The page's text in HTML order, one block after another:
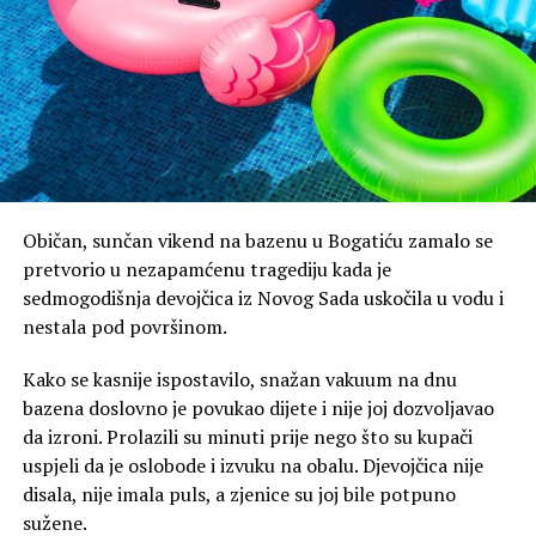
Helez je na Fejsbuku otkrio da su i u BiH pratili Vučićevu
posjetu te da bi, da je postojao nalog za hapšenje, on bio
i izvršen.
“- Neka predsjednik Srbije Aleksandar Vučić zna da smo
pratili svaki njegov pokret tokom posjete BiH. Da je
uhapšen. Ne bi ga zaštitili ni stranački batinaši niti bilo
kakvo obezbjeđenje”, napisao je Helez na Fejsbuku, čime
je indirektno i priznao da je znao sve vrijeme da su
tvrdnje da je Vučić učestvovao u “Sarajevo safariju” –
notorna laž, zbog čega je nemoguće da bude čak ni
priveden.
Na ovo je reagovala i predsjednica Narodne skupštine
Ana Brnabić:
“- Zamislite da imate ovakvu budalu kao ministra u vladi.
Običan, sunčan vikend na bazenu u Bogatiću zamalo se
pretvorio u nezapamćenu tragediju kada je
sedmogodišnja devojčica iz Novog Sada uskočila u vodu i
nestala pod površinom.
Kako se kasnije ispostavilo, snažan vakuum na dnu
bazena doslovno je povukao dijete i nije joj dozvoljavao
da izroni. Prolazili su minuti prije nego što su kupači
uspjeli da je oslobode i izvuku na obalu. Djevojčica nije
disala, nije imala puls, a zjenice su joj bile potpuno
sužene.